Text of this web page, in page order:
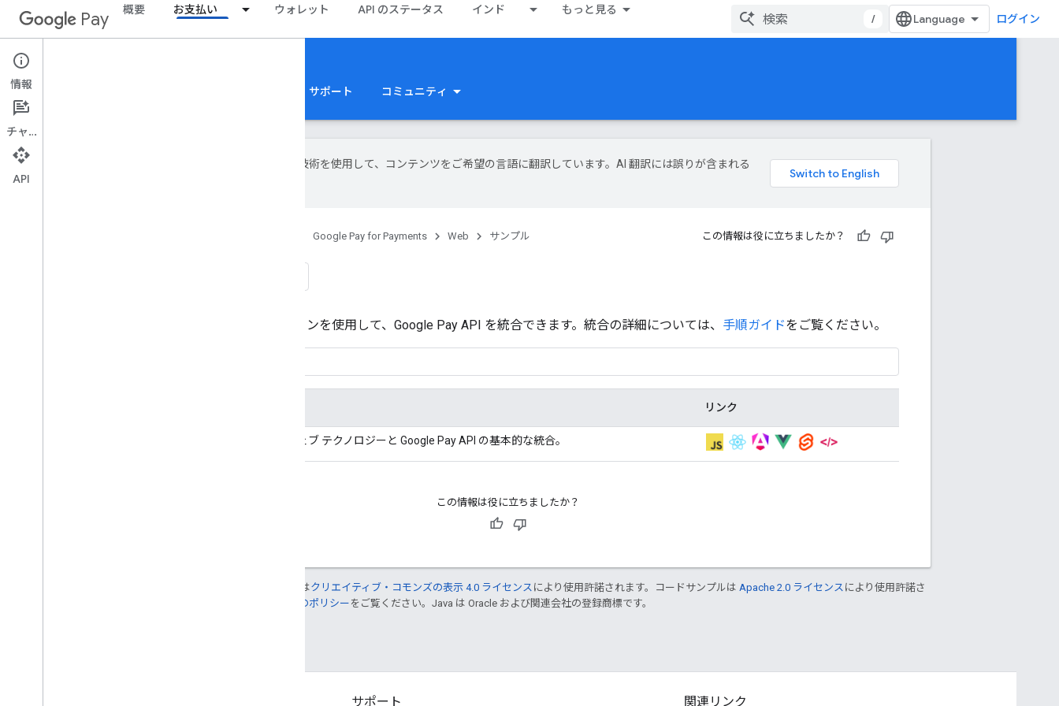
Pay 概要 お支払い ウォレット API のステータス インド もっと見る
/ ログイン
Google Pay for Payments
ホーム サポート コミュニティ
Google は AI 技術を使用して、コンテンツをご希望の言語に翻訳しています。AI 翻訳には誤りが含まれる
Google Pay for Payments Web サンプル この情報は役に立ちましたか？
次のコードサンプルのコレクションを使用して、Google Pay API を統合できます。統合の詳細については、 手順ガイドをご覧ください。
リンク
さまざまなウェブ テクノロジーと Google Pay API の基本的な統合。
この情報は役に立ちましたか？
特に記載のない限り、このページのコンテンツはクリエイティブ・コモンズの表示 4.0 ライセンス により使用許諾されます。コードサンプルは Apache 2.0 ライセンス により使用許諾さ
Google Developers サイトのポリシー をご覧ください。Java は Oracle および関連会社の登録商標です。
サポート 関連リンク
情報
チャット
API